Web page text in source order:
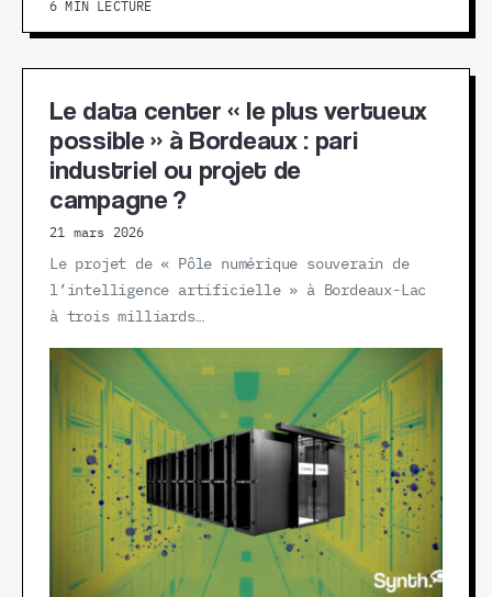
6 MIN LECTURE
Le data center « le plus vertueux
possible » à Bordeaux : pari
industriel ou projet de
campagne ?
21 mars 2026
Le projet de « Pôle numérique souverain de
l’intelligence artificielle » à Bordeaux-Lac
à trois milliards…